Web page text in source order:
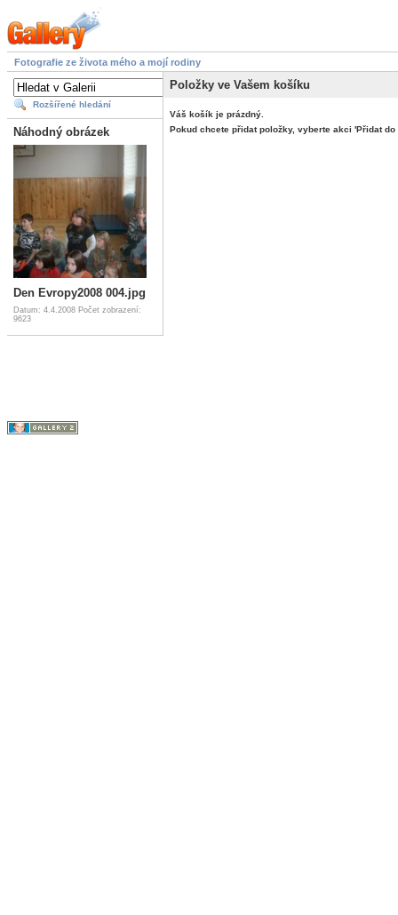
Fotografie ze života mého a mojí rodiny
Rozšířené hledání
Náhodný obrázek
Den Evropy2008 004.jpg
Datum: 4.4.2008 Počet zobrazení:
9623
Položky ve Vašem košíku
Váš košík je prázdný.
Pokud chcete přidat položky, vyberte akci 'Přidat